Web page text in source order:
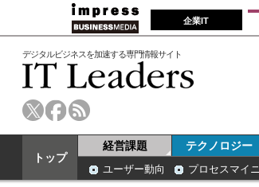
企業IT
デジタルビジネスを加速する専門情報サイト
トップ
経営課題 テクノロジー
ユーザー動向 プロセスマイ